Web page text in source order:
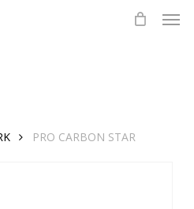
PRO CARBON STAR